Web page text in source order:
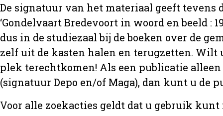
De signatuur van het materiaal geeft tevens
‘Gondelvaart Bredevoort in woord en beeld :
dus in de studiezaal bij de boeken over de
zelf uit de kasten halen en terugzetten. Wilt
plek terechtkomen! Als een publicatie
(signatuur Depo en/of Maga), dan kunt u de
Voor alle zoekacties geldt dat u gebruik